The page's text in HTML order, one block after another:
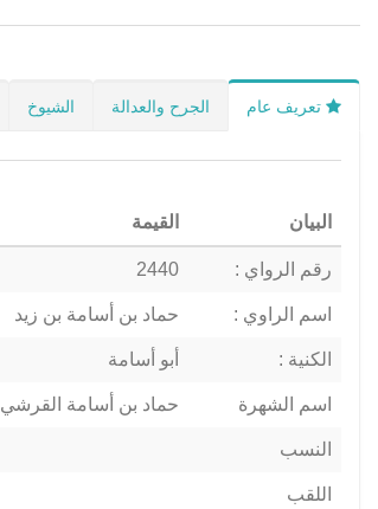
تعريف عام الجرح والعدالة الشيوخ
البيان القيمة
رقم الرواي : 2440
اسم الراوي : حماد بن أسامة بن زيد
الكنية : أبو أسامة
اسم الشهرة حماد بن أسامة القرشي
النسب
اللقب